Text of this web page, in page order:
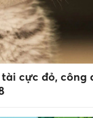
cực đỏ, công